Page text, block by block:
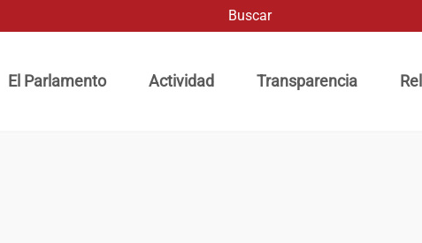
El Parlamento
Actividad Transparencia